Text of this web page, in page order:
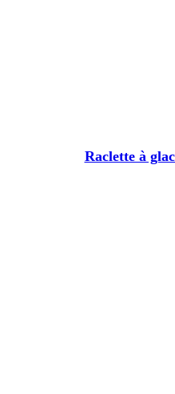
Raclette à